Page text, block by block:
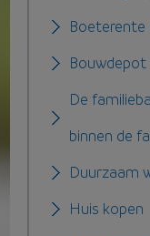
Bouwdepot
De
binnen de
Duurzaam
Huis kopen